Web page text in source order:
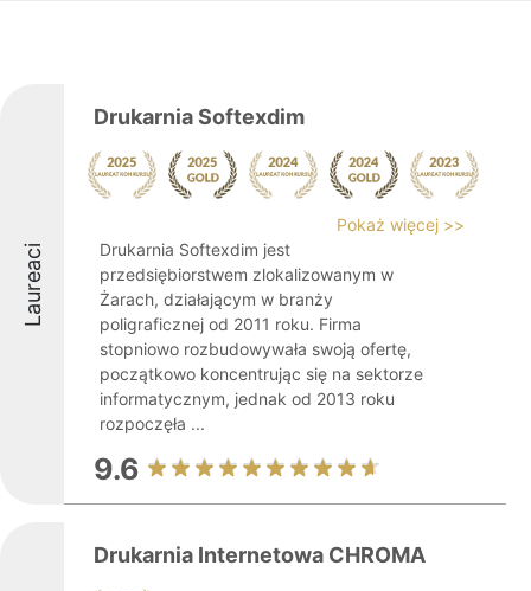
Laureaci
Drukarnia Softexdim
Pokaż więcej >>
Drukarnia Softexdim jest
przedsiębiorstwem zlokalizowanym w
Żarach, działającym w branży
poligraficznej od 2011 roku. Firma
stopniowo rozbudowywała swoją ofertę,
początkowo koncentrując się na sektorze
informatycznym, jednak od 2013 roku
rozpoczęła ...
9.6
Drukarnia Internetowa CHROMA